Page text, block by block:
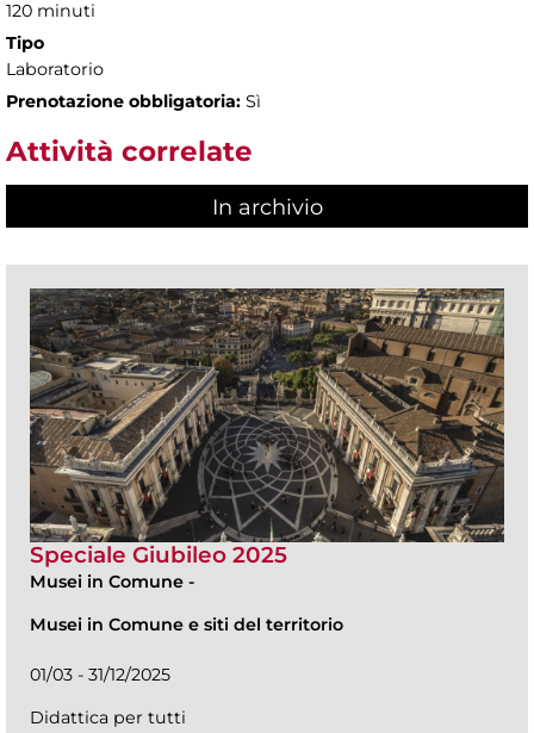
120 minuti
Tipo
Laboratorio
Prenotazione obbligatoria: Sì
Attività correlate
In archivio
Speciale Giubileo 2025
Musei in Comune -
Musei in Comune e siti del territorio
01/03 - 31/12/2025
Didattica per tutti